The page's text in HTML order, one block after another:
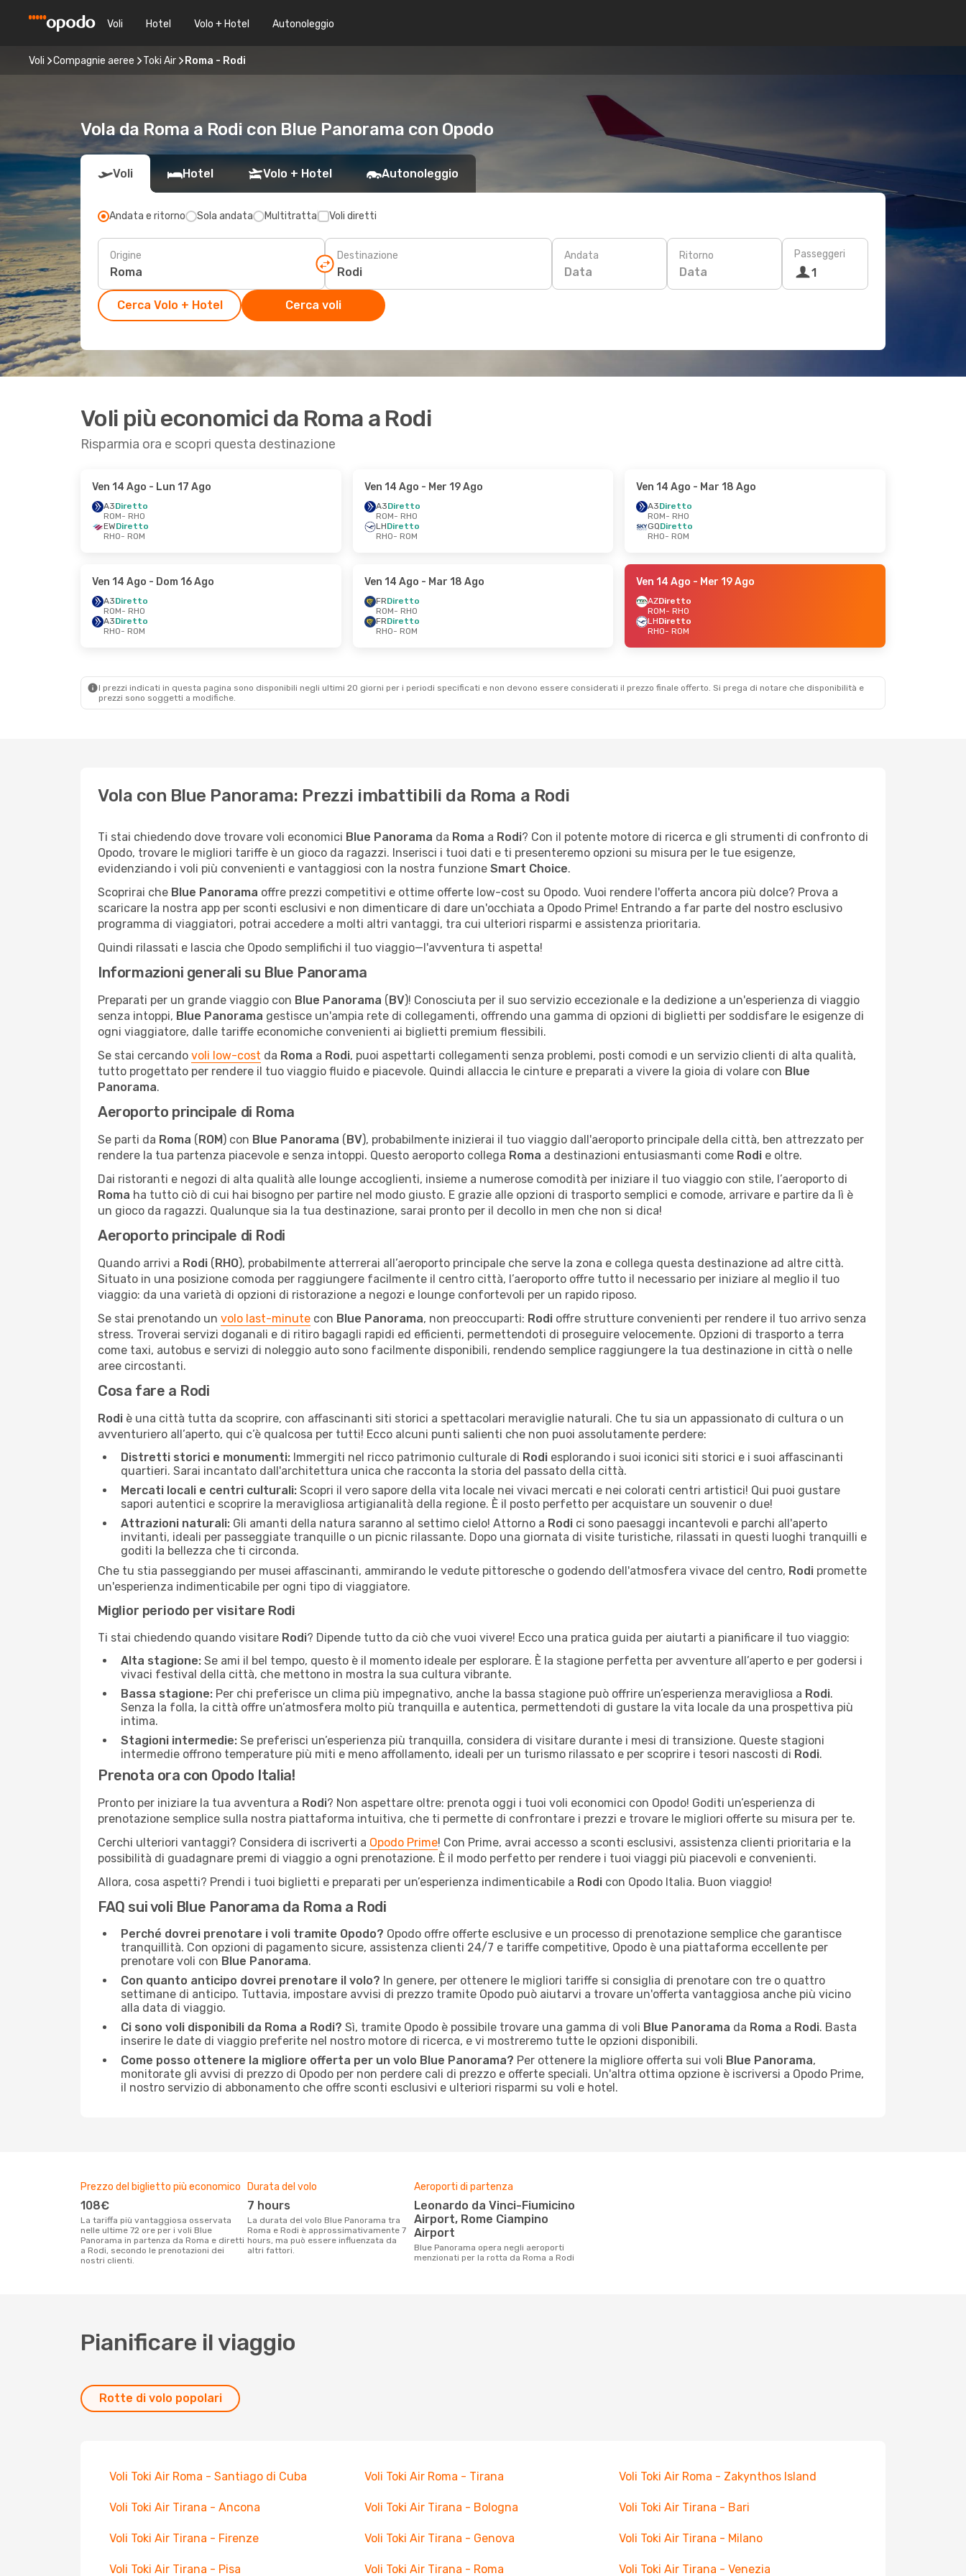
Voli Hotel Volo + Hotel Autonoleggio
Voli Compagnie aeree Toki Air Roma - Rodi
Vola da Roma a Rodi con Blue Panorama con Opodo
Voli Hotel Volo + Hotel Autonoleggio
Andata e ritorno Sola andata Multitratta Voli diretti
Origine Destinazione Andata
Data
Ritorno
Data
Passeggeri
1
Cerca Volo + Hotel Cerca voli
Voli più economici da Roma a Rodi
Risparmia ora e scopri questa destinazione
Ven 14 Ago - Lun 17 Ago
A3Diretto
ROM- RHO
EWDiretto
RHO- ROM
Ven 14 Ago - Mer 19 Ago
A3Diretto
ROM- RHO
LHDiretto
RHO- ROM
Ven 14 Ago - Mar 18 Ago
A3Diretto
ROM- RHO
GQDiretto
RHO- ROM
Ven 14 Ago - Dom 16 Ago
A3Diretto
ROM- RHO
A3Diretto
RHO- ROM
Ven 14 Ago - Mar 18 Ago
FRDiretto
ROM- RHO
FRDiretto
RHO- ROM
Ven 14 Ago - Mer 19 Ago
AZDiretto
ROM- RHO
LHDiretto
RHO- ROM
I prezzi indicati in questa pagina sono disponibili negli ultimi 20 giorni per i periodi specificati e non devono essere considerati il ​​prezzo finale offerto. Si prega di notare che disponibilità e
prezzi sono soggetti a modifiche.
Vola con Blue Panorama: Prezzi imbattibili da Roma a Rodi
Ti stai chiedendo dove trovare voli economici Blue Panorama da Roma a Rodi? Con il potente motore di ricerca e gli strumenti di confronto di
Opodo, trovare le migliori tariffe è un gioco da ragazzi. Inserisci i tuoi dati e ti presenteremo opzioni su misura per le tue esigenze,
evidenziando i voli più convenienti e vantaggiosi con la nostra funzione Smart Choice.
Scoprirai che Blue Panorama offre prezzi competitivi e ottime offerte low-cost su Opodo. Vuoi rendere l'offerta ancora più dolce? Prova a
scaricare la nostra app per sconti esclusivi e non dimenticare di dare un'occhiata a Opodo Prime! Entrando a far parte del nostro esclusivo
programma di viaggiatori, potrai accedere a molti altri vantaggi, tra cui ulteriori risparmi e assistenza prioritaria.
Quindi rilassati e lascia che Opodo semplifichi il tuo viaggio—l'avventura ti aspetta!
Informazioni generali su Blue Panorama
Preparati per un grande viaggio con Blue Panorama (BV)! Conosciuta per il suo servizio eccezionale e la dedizione a un'esperienza di viaggio
senza intoppi, Blue Panorama gestisce un'ampia rete di collegamenti, offrendo una gamma di opzioni di biglietti per soddisfare le esigenze di
ogni viaggiatore, dalle tariffe economiche convenienti ai biglietti premium flessibili.
Se stai cercando voli low-cost da Roma a Rodi, puoi aspettarti collegamenti senza problemi, posti comodi e un servizio clienti di alta qualità,
tutto progettato per rendere il tuo viaggio fluido e piacevole. Quindi allaccia le cinture e preparati a vivere la gioia di volare con Blue
Panorama.
Aeroporto principale di Roma
Se parti da Roma (ROM) con Blue Panorama (BV), probabilmente inizierai il tuo viaggio dall'aeroporto principale della città, ben attrezzato per
rendere la tua partenza piacevole e senza intoppi. Questo aeroporto collega Roma a destinazioni entusiasmanti come Rodi e oltre.
Dai ristoranti e negozi di alta qualità alle lounge accoglienti, insieme a numerose comodità per iniziare il tuo viaggio con stile, l’aeroporto di
Roma ha tutto ciò di cui hai bisogno per partire nel modo giusto. E grazie alle opzioni di trasporto semplici e comode, arrivare e partire da lì è
un gioco da ragazzi. Qualunque sia la tua destinazione, sarai pronto per il decollo in men che non si dica!
Aeroporto principale di Rodi
Quando arrivi a Rodi (RHO), probabilmente atterrerai all’aeroporto principale che serve la zona e collega questa destinazione ad altre città.
Situato in una posizione comoda per raggiungere facilmente il centro città, l’aeroporto offre tutto il necessario per iniziare al meglio il tuo
viaggio: da una varietà di opzioni di ristorazione a negozi e lounge confortevoli per un rapido riposo.
Se stai prenotando un volo last-minute con Blue Panorama, non preoccuparti: Rodi offre strutture convenienti per rendere il tuo arrivo senza
stress. Troverai servizi doganali e di ritiro bagagli rapidi ed efficienti, permettendoti di proseguire velocemente. Opzioni di trasporto a terra
come taxi, autobus e servizi di noleggio auto sono facilmente disponibili, rendendo semplice raggiungere la tua destinazione in città o nelle
aree circostanti.
Cosa fare a Rodi
Rodi è una città tutta da scoprire, con affascinanti siti storici a spettacolari meraviglie naturali. Che tu sia un appassionato di cultura o un
avventuriero all’aperto, qui c’è qualcosa per tutti! Ecco alcuni punti salienti che non puoi assolutamente perdere:
Distretti storici e monumenti: Immergiti nel ricco patrimonio culturale di Rodi esplorando i suoi iconici siti storici e i suoi affascinanti
quartieri. Sarai incantato dall'architettura unica che racconta la storia del passato della città.
Mercati locali e centri culturali: Scopri il vero sapore della vita locale nei vivaci mercati e nei colorati centri artistici! Qui puoi gustare
sapori autentici e scoprire la meravigliosa artigianalità della regione. È il posto perfetto per acquistare un souvenir o due!
Attrazioni naturali: Gli amanti della natura saranno al settimo cielo! Attorno a Rodi ci sono paesaggi incantevoli e parchi all'aperto
invitanti, ideali per passeggiate tranquille o un picnic rilassante. Dopo una giornata di visite turistiche, rilassati in questi luoghi tranquilli e
goditi la bellezza che ti circonda.
Che tu stia passeggiando per musei affascinanti, ammirando le vedute pittoresche o godendo dell'atmosfera vivace del centro, Rodi promette
un'esperienza indimenticabile per ogni tipo di viaggiatore.
Miglior periodo per visitare Rodi
Ti stai chiedendo quando visitare Rodi? Dipende tutto da ciò che vuoi vivere! Ecco una pratica guida per aiutarti a pianificare il tuo viaggio:
Alta stagione: Se ami il bel tempo, questo è il momento ideale per esplorare. È la stagione perfetta per avventure all’aperto e per godersi i
vivaci festival della città, che mettono in mostra la sua cultura vibrante.
Bassa stagione: Per chi preferisce un clima più impegnativo, anche la bassa stagione può offrire un’esperienza meravigliosa a Rodi.
Senza la folla, la città offre un’atmosfera molto più tranquilla e autentica, permettendoti di gustare la vita locale da una prospettiva più
intima.
Stagioni intermedie: Se preferisci un’esperienza più tranquilla, considera di visitare durante i mesi di transizione. Queste stagioni
intermedie offrono temperature più miti e meno affollamento, ideali per un turismo rilassato e per scoprire i tesori nascosti di Rodi.
Prenota ora con Opodo Italia!
Pronto per iniziare la tua avventura a Rodi? Non aspettare oltre: prenota oggi i tuoi voli economici con Opodo! Goditi un’esperienza di
prenotazione semplice sulla nostra piattaforma intuitiva, che ti permette di confrontare i prezzi e trovare le migliori offerte su misura per te.
Cerchi ulteriori vantaggi? Considera di iscriverti a Opodo Prime! Con Prime, avrai accesso a sconti esclusivi, assistenza clienti prioritaria e la
possibilità di guadagnare premi di viaggio a ogni prenotazione. È il modo perfetto per rendere i tuoi viaggi più piacevoli e convenienti.
Allora, cosa aspetti? Prendi i tuoi biglietti e preparati per un’esperienza indimenticabile a Rodi con Opodo Italia. Buon viaggio!
FAQ sui voli Blue Panorama da Roma a Rodi
Perché dovrei prenotare i voli tramite Opodo? Opodo offre offerte esclusive e un processo di prenotazione semplice che garantisce
tranquillità. Con opzioni di pagamento sicure, assistenza clienti 24/7 e tariffe competitive, Opodo è una piattaforma eccellente per
prenotare voli con Blue Panorama.
Con quanto anticipo dovrei prenotare il volo? In genere, per ottenere le migliori tariffe si consiglia di prenotare con tre o quattro
settimane di anticipo. Tuttavia, impostare avvisi di prezzo tramite Opodo può aiutarvi a trovare un'offerta vantaggiosa anche più vicino
alla data di viaggio.
Ci sono voli disponibili da Roma a Rodi? Sì, tramite Opodo è possibile trovare una gamma di voli Blue Panorama da Roma a Rodi. Basta
inserire le date di viaggio preferite nel nostro motore di ricerca, e vi mostreremo tutte le opzioni disponibili.
Come posso ottenere la migliore offerta per un volo Blue Panorama? Per ottenere la migliore offerta sui voli Blue Panorama,
monitorate gli avvisi di prezzo di Opodo per non perdere cali di prezzo e offerte speciali. Un'altra ottima opzione è iscriversi a Opodo Prime,
il nostro servizio di abbonamento che offre sconti esclusivi e ulteriori risparmi su voli e hotel.
Prezzo del biglietto più economico
108€
La tariffa più vantaggiosa osservata
nelle ultime 72 ore per i voli Blue
Panorama in partenza da Roma e diretti
a Rodi, secondo le prenotazioni dei
nostri clienti.
Durata del volo
7 hours
La durata del volo Blue Panorama tra
Roma e Rodi è approssimativamente 7
hours, ma può essere influenzata da
altri fattori.
Aeroporti di partenza
Leonardo da Vinci-Fiumicino
Airport, Rome Ciampino
Airport
Blue Panorama opera negli aeroporti
menzionati per la rotta da Roma a Rodi
Pianificare il viaggio
Rotte di volo popolari
Voli Toki Air Roma - Santiago di Cuba Voli Toki Air Roma - Tirana Voli Toki Air Roma - Zakynthos Island
Voli Toki Air Tirana - Ancona Voli Toki Air Tirana - Bologna Voli Toki Air Tirana - Bari
Voli Toki Air Tirana - Firenze Voli Toki Air Tirana - Genova Voli Toki Air Tirana - Milano
Voli Toki Air Tirana - Pisa Voli Toki Air Tirana - Roma Voli Toki Air Tirana - Venezia